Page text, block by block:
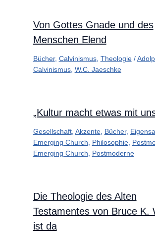
Von Gottes Gnade und des
Menschen Elend
Bücher, Calvinismus, Theologie/
Calvinismus, W.C. Jaeschke
„Kultur macht etwas mit
Gesellschaft, Akzente, Bücher,
Emerging Church
Philosophie,
Emerging Church
Postmoderne
Die Theologie des Alten
Testamentes von Bruce K.
ist da